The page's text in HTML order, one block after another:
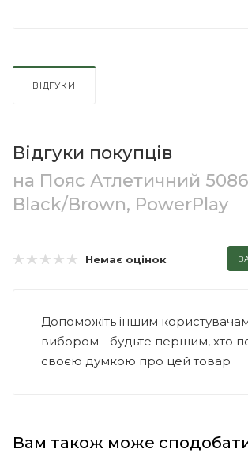
ВІДГУКИ
Відгуки покупців
на Пояс Атлетичний 5086
Black/Brown, PowerPlay
Немає оцінок
Допоможіть іншим
вибором - будьте першим, хто
своєю думкою про цей товар
Вам також може